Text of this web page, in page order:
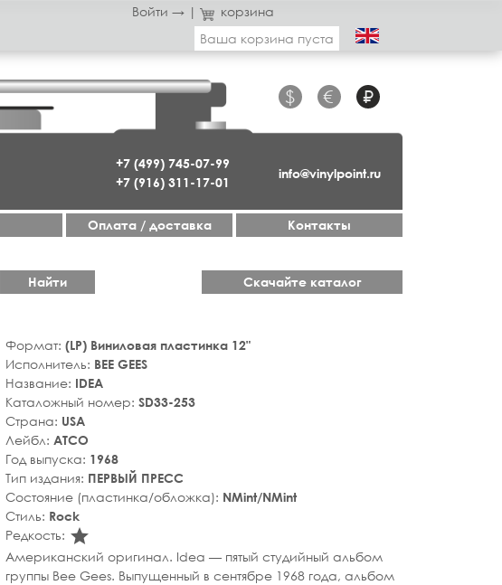
Войти → |
корзина
Ваша корзина пуста
+7 (499) 745-07-99
+7 (916) 311-17-01
$ € ₽
info@vinylpoint.ru
Оплата / доставка Контакты
Найти Скачайте каталог
Формат: (LP) Виниловая пластинка 12"
Исполнитель: BEE GEES
Название: IDEA
Каталожный номер: SD33-253
Страна: USA
Лейбл: ATCO
Год выпуска: 1968
Тип издания: ПЕРВЫЙ ПРЕСС
Состояние (пластинка/обложка): NMint/NMint
Стиль: Rock
Редкость: star_rate
Американский оригинал. Idea — пятый студийный альбом
группы Bee Gees. Выпущенный в сентябре 1968 года, альбом